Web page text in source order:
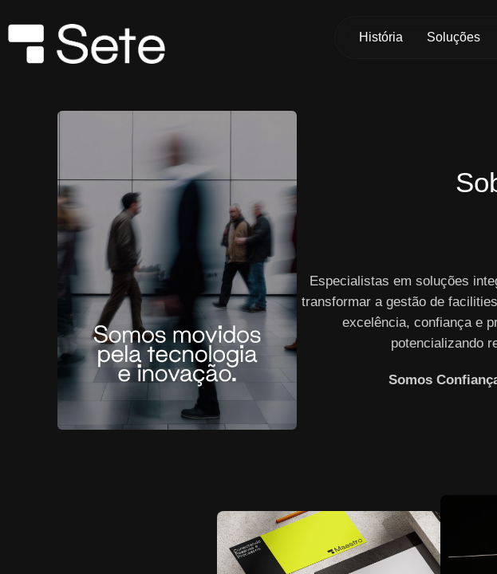
História Soluções
Especialistas em soluções
transformar a gestão de
excelência, confiança e
potencializando
Somos